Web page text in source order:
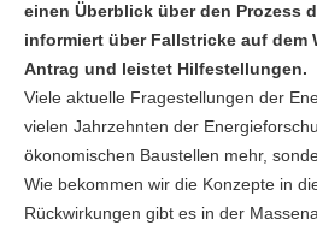
einen Überblick über den Prozess
informiert über Fallstricke auf dem
Antrag und leistet Hilfestellungen.
Viele aktuelle Fragestellungen der
vielen Jahrzehnten der
ökonomischen Baustellen mehr,
Wie bekommen wir die Konzepte in
Rückwirkungen gibt es in der